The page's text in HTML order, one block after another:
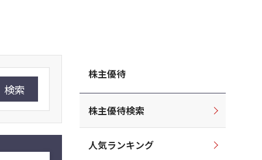
検索
株主優待
株主優待検索
人気ランキング